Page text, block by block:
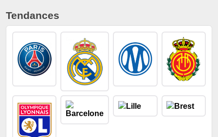
Tendances